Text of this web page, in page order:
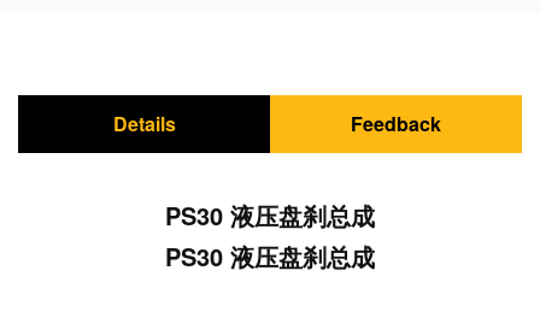
Details Feedback
PS30 液压盘刹总成
PS30 液压盘刹总成